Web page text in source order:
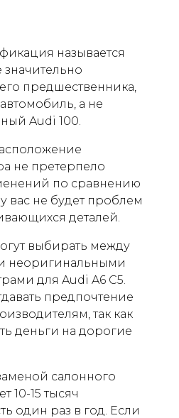
называется
значительно
предшественника,
а не
Audi 100.
не претерпело
по сравнению
у вас не будет проблем
деталей.
выбирать между
неоригинальными
для Audi A6 C5.
предпочтение
так как
деньги на дорогие
салонного
10-15 тысяч
один раз в год. Если